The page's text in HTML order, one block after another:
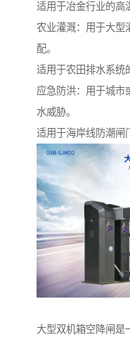
适用于冶金行业的高
农业灌溉：用于大型
配。
适用于农田排水系统
应急防洪：用于城市
水威胁。
适用于海岸线防潮闸
大型双机箱空降闸是